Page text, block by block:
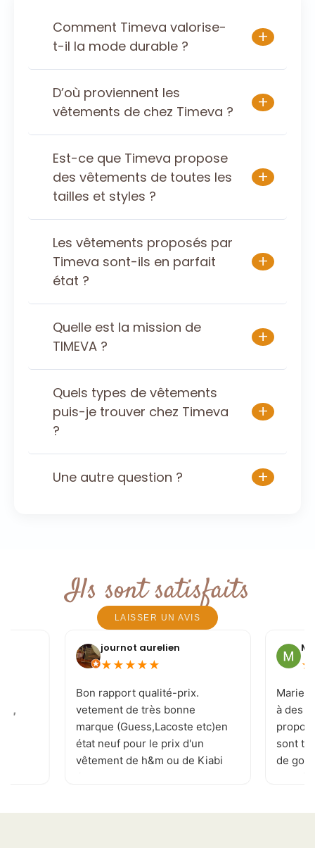
Comment Timeva valorise-
t-il la mode durable ?
+
D’où proviennent les
vêtements de chez Timeva ?
+
Est-ce que Timeva propose
des vêtements de toutes les
tailles et styles ?
+
Les vêtements proposés par
Timeva sont-ils en parfait
état ?
+
Quelle est la mission de
TIMEVA ?
+
Quels types de vêtements
puis-je trouver chez Timeva
?
+
Une autre question ? +
Ils sont satisfaits
LAISSER UN AVIS
! ,
journot aurelien
★ ★ ★ ★ ★
Bon rapport qualité-prix.
vetement de très bonne
marque (Guess,Lacoste etc)en
état neuf pour le prix d'un
vêtement de h&m ou de Kiabi
.je recommande . page
plusieurs fois par jour
★
Marie-
à des
sont
de